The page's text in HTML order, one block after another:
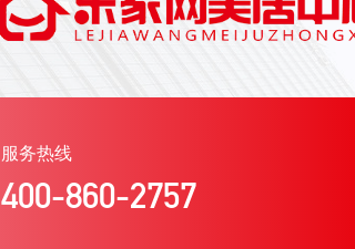
服务热线
400-860-2757